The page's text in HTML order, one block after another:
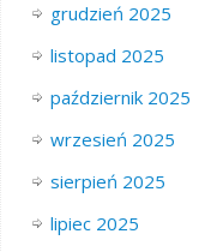
grudzień 2025
listopad 2025
październik 2025
wrzesień 2025
sierpień 2025
lipiec 2025